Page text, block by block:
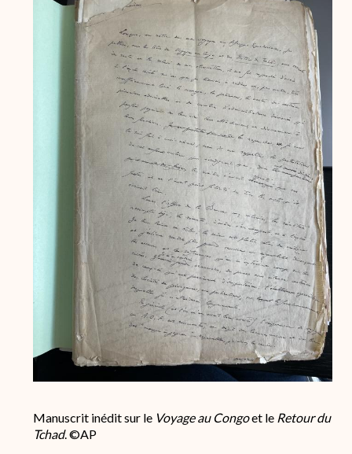
Manuscrit inédit sur le Voyage au Congoet le Retour du
Tchad. ©AP